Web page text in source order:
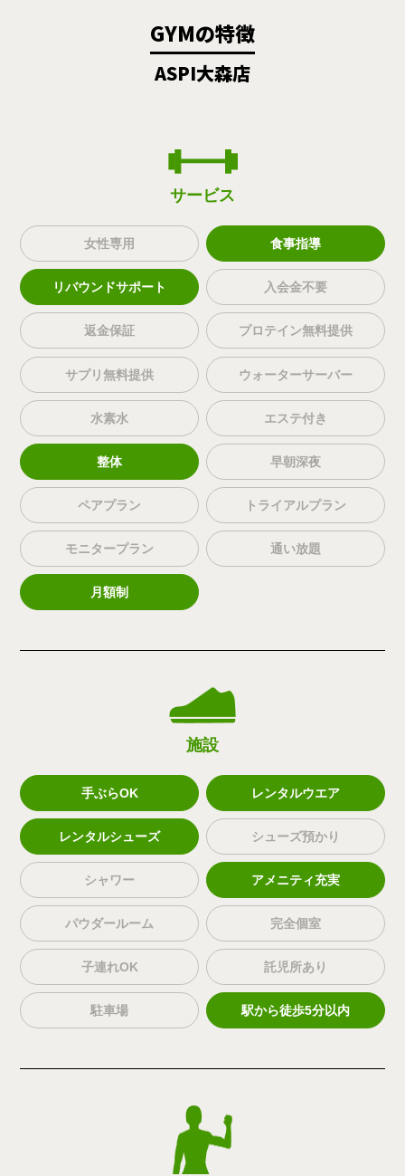
GYMの特徴
ASPI大森店
サービス
女性専用 食事指導
リバウンドサポート 入会金不要
返金保証 プロテイン無料提供
サプリ無料提供 ウォーターサーバー
水素水 エステ付き
整体 早朝深夜
ペアプラン トライアルプラン
モニタープラン 通い放題
月額制
施設
手ぶらOK レンタルウエア
レンタルシューズ シューズ預かり
シャワー アメニティ充実
パウダールーム 完全個室
子連れOK 託児所あり
駐車場 駅から徒歩5分以内